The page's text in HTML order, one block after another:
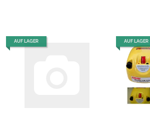
AUF LAGER AUF LAGER